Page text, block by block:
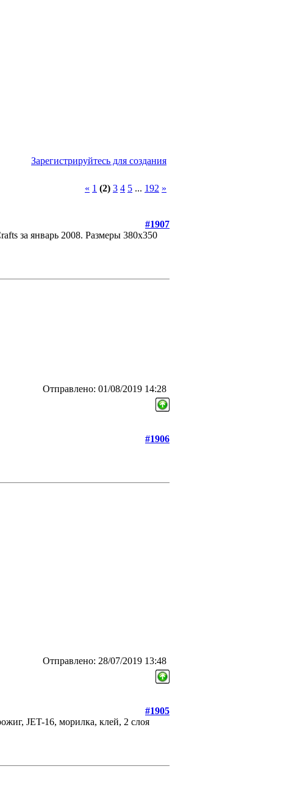
Зарегистрируйтесь для создания
« 1 (2) 3 4 5 ... 192 »
#1907
за январь 2008. Размеры 380х350
Отправлено: 01/08/2019 14:28
#1906
Отправлено: 28/07/2019 13:48
#1905
JET-16, морилка, клей, 2 слоя